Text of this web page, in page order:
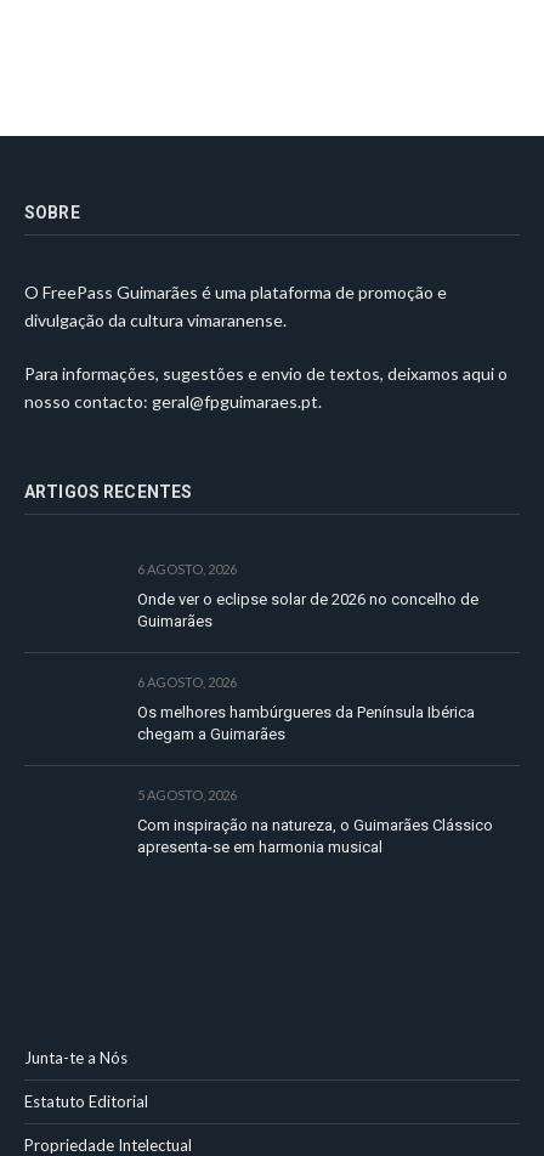
SOBRE
O FreePass Guimarães é uma plataforma de promoção e
divulgação da cultura vimaranense.
Para informações, sugestões e envio de textos, deixamos aqui o
nosso contacto: geral@fpguimaraes.pt.
ARTIGOS RECENTES
6 AGOSTO, 2026
Onde ver o eclipse solar de 2026 no concelho de
Guimarães
6 AGOSTO, 2026
Os melhores hambúrgueres da Península Ibérica
chegam a Guimarães
5 AGOSTO, 2026
Com inspiração na natureza, o Guimarães Clássico
apresenta-se em harmonia musical
Junta-te a Nós
Estatuto Editorial
Propriedade Intelectual